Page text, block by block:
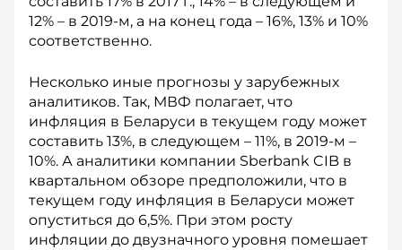
12% – в 2019-м, а на конец года – 16%, 13% и 10%
соответственно.
Несколько иные прогнозы у зарубежных
аналитиков. Так, МВФ полагает, что
инфляция в Беларуси в текущем году может
составить 13%, в следующем – 11%, в 2019-м –
10%. А аналитики компании Sberbank CIB в
квартальном обзоре предположили, что в
текущем году инфляция в Беларуси может
опу­ститься до 6,5%. При этом росту
инфляции до двузначного уровня помешает